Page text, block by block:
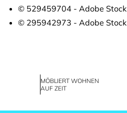
© 529459704 - Adobe Stock
© 295942973 - Adobe Stock
MÖBLIERT WOHNEN
AUF ZEIT